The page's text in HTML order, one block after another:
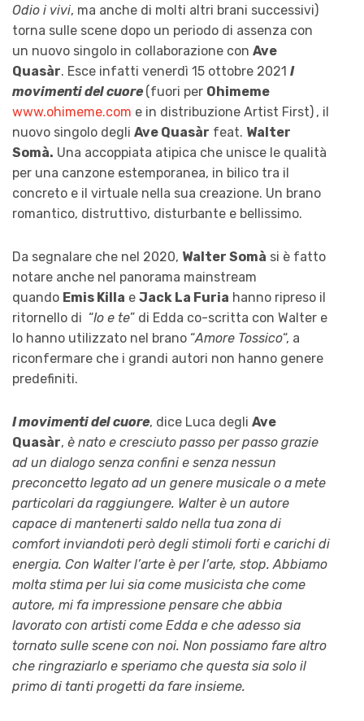
Odio i vivi, ma anche di molti altri brani successivi)
torna sulle scene dopo un periodo di assenza con
un nuovo singolo in collaborazione con Ave
Quasàr. Esce infatti venerdì 15 ottobre 2021 I
movimenti del cuore(fuori per Ohimeme
www.ohimeme.com e in distribuzione Artist First) , il
nuovo singolo degli Ave Quasàr feat. Walter
Somà. Una accoppiata atipica che unisce le qualità
per una canzone estemporanea, in bilico tra il
concreto e il virtuale nella sua creazione. Un brano
romantico, distruttivo, disturbante e bellissimo.
Da segnalare che nel 2020, Walter Somà si è fatto
notare anche nel panorama mainstream
quando Emis Killa e Jack La Furia hanno ripreso il
ritornello di “Io e te” di Edda co-scritta con Walter e
lo hanno utilizzato nel brano “Amore Tossico“, a
riconfermare che i grandi autori non hanno genere
predefiniti.
I movimenti del cuore, dice Luca degli Ave
Quasàr, è nato e cresciuto passo per passo grazie
ad un dialogo senza confini e senza nessun
preconcetto legato ad un genere musicale o a mete
particolari da raggiungere. Walter è un autore
capace di mantenerti saldo nella tua zona di
comfort inviandoti però degli stimoli forti e carichi di
energia. Con Walter l’arte è per l’arte, stop. Abbiamo
molta stima per lui sia come musicista che come
autore, mi fa impressione pensare che abbia
lavorato con artisti come Edda e che adesso sia
tornato sulle scene con noi. Non possiamo fare altro
che ringraziarlo e speriamo che questa sia solo il
primo di tanti progetti da fare insieme.